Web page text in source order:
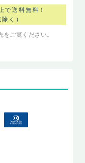
で送料無料！
く）
ご覧ください。